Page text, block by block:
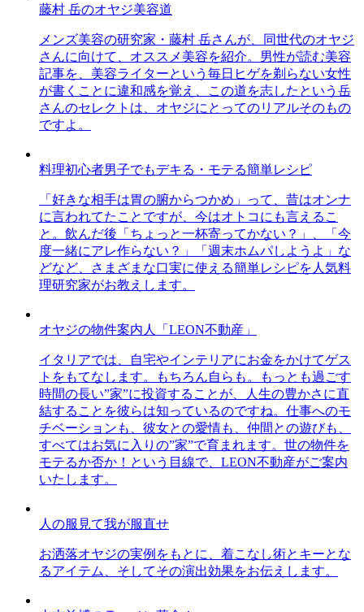
藤村 岳のオヤジ美容道
メンズ美容の研究家・藤村 岳さんが、同世代のオヤジ
さんに向けて、オススメ美容を紹介。男性が読む美容
記事を、美容ライターという毎日ヒゲを剃らない女性
が書くことに違和感を覚え、この道を志したという岳
さんのセレクトは、オヤジにとってのリアルそのもの
ですよ。
料理初心者男子でもデキる・モテる簡単レシピ
「好きな相手は胃の腑からつかめ」って、昔はオンナ
に言われてたことですが、今はオトコにも言えるこ
と。飲んだ後「ちょっと一杯寄ってかない？」、「今
度一緒にアレ作らない？」「週末ホムパしようよ」な
どなど、さまざまな口実に使える簡単レシピを人気料
理研究家がお教えします。
オヤジの物件案内人「LEON不動産」
イタリアでは、自宅やインテリアにお金をかけてゲス
トをもてなします。もちろん自らも。もっとも過ごす
時間の長い”家”に投資することが、人生の豊かさに直
結することを彼らは知っているのですね。仕事へのモ
チベーションも、彼女との愛情も、仲間との遊びも、
すべてはお気に入りの”家”で育まれます。世の物件を
モテるか否か！という目線で、LEON不動産がご案内
いたします。
人の服見て我が服直せ
お洒落オヤジの実例をもとに、着こなし術とキーとな
るアイテム、そしてその演出効果をお伝えします。